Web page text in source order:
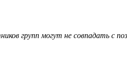
групп могут не совпадать с